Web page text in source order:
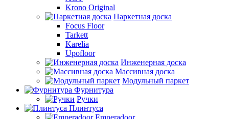
Krono Original
Паркетная доска
Focus Floor
Tarkett
Karelia
Upofloor
Инженерная доска
Массивная доска
Модульный паркет
Фурнитура
Ручки
Плинтуса
Emperadoor